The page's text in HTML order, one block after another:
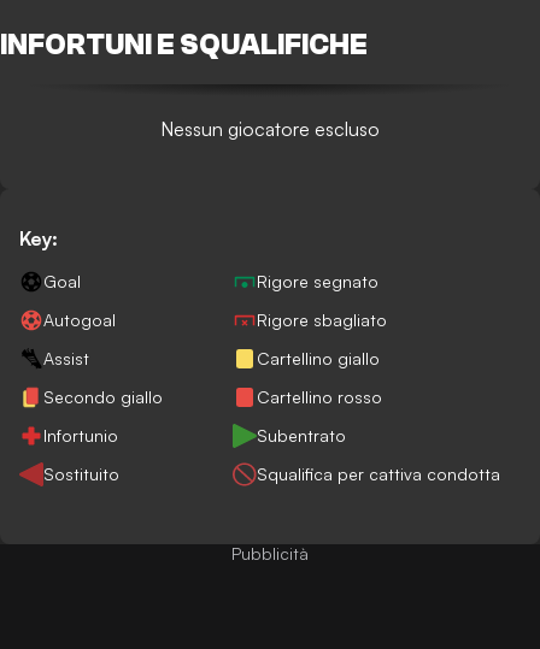
INFORTUNI E SQUALIFICHE
Nessun giocatore escluso
Key:
Goal
Rigore segnato
Autogoal
Rigore sbagliato
Assist
Cartellino giallo
Secondo giallo
Cartellino rosso
Infortunio
Subentrato
Sostituito
Squalifica per cattiva condotta
Pubblicità